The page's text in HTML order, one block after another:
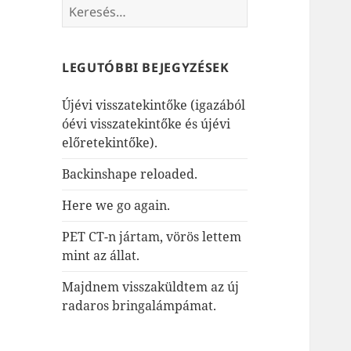
Keresés:
LEGUTÓBBI BEJEGYZÉSEK
Újévi visszatekintőke (igazából
óévi visszatekintőke és újévi
előretekintőke).
Backinshape reloaded.
Here we go again.
PET CT-n jártam, vörös lettem
mint az állat.
Majdnem visszaküldtem az új
radaros bringalámpámat.